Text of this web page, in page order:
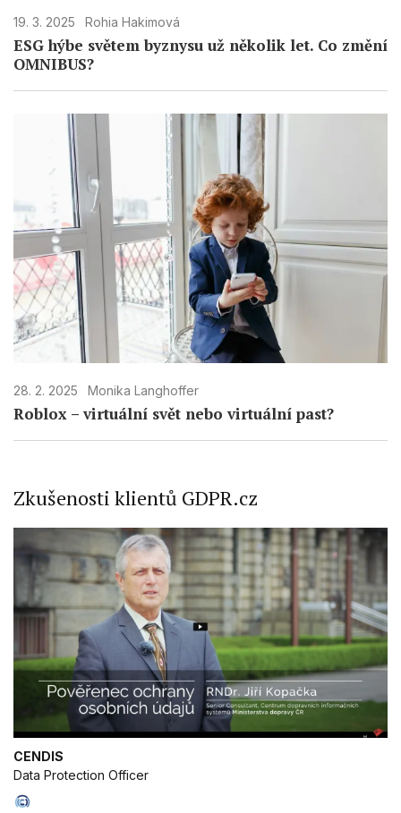
19. 3. 2025 Rohia Hakimová
ESG hýbe světem byznysu už několik let. Co změní
OMNIBUS?
28. 2. 2025 Monika Langhoffer
Roblox – virtuální svět nebo virtuální past?
Zkušenosti klientů GDPR.cz
CENDIS
Data Protection Officer